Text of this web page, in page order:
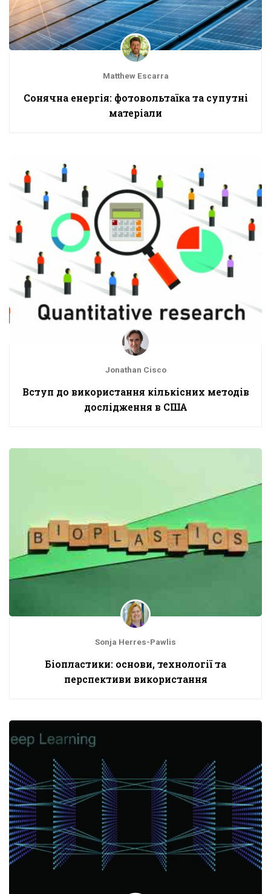
Matthew Escarra
Сонячна енергія: фотовольтаїка та супутні
матеріали
Jonathan Cisco
Вступ до використання кількісних методів
дослідження в США
Sonja Herres-Pawlis
Біопластики: основи, технології та
перспективи використання